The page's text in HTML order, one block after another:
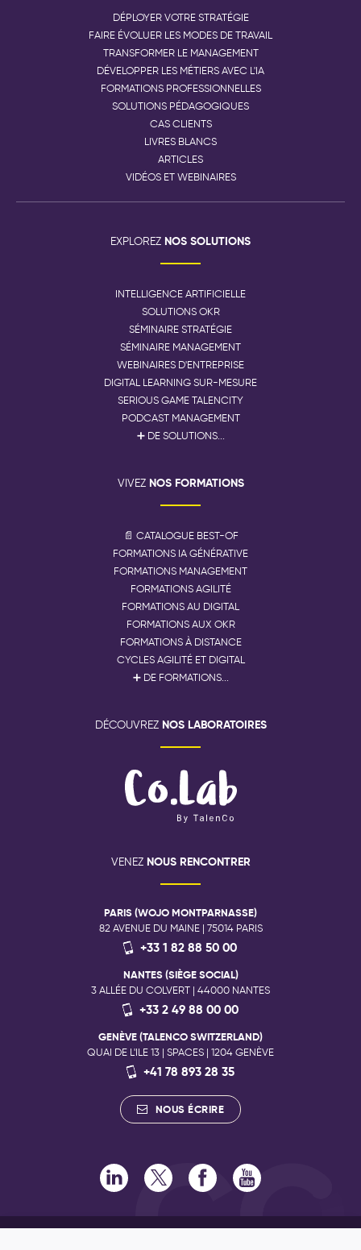
DÉPLOYER VOTRE STRATÉGIE
FAIRE ÉVOLUER LES MODES DE TRAVAIL
TRANSFORMER LE MANAGEMENT
DÉVELOPPER LES MÉTIERS AVEC L'IA
FORMATIONS PROFESSIONNELLES
SOLUTIONS PÉDAGOGIQUES
CAS CLIENTS
LIVRES BLANCS
ARTICLES
VIDÉOS ET WEBINAIRES
EXPLOREZ NOS SOLUTIONS
INTELLIGENCE ARTIFICIELLE
SOLUTIONS OKR
SÉMINAIRE STRATÉGIE
SÉMINAIRE MANAGEMENT
WEBINAIRES D'ENTREPRISE
DIGITAL LEARNING SUR-MESURE
SERIOUS GAME TALENCITY
PODCAST MANAGEMENT
➕ DE SOLUTIONS...
VIVEZ NOS FORMATIONS
📄 CATALOGUE BEST-OF
FORMATIONS IA GÉNÉRATIVE
FORMATIONS MANAGEMENT
FORMATIONS AGILITÉ
FORMATIONS AU DIGITAL
FORMATIONS AUX OKR
FORMATIONS À DISTANCE
CYCLES AGILITÉ ET DIGITAL
➕ DE FORMATIONS...
DÉCOUVREZ NOS LABORATOIRES
VENEZ NOUS RENCONTRER
PARIS (WOJO MONTPARNASSE)
82 AVENUE DU MAINE | 75014 PARIS
+33 1 82 88 50 00
NANTES (SIÈGE SOCIAL)
3 ALLÉE DU COLVERT | 44000 NANTES
+33 2 49 88 00 00
GENÈVE (TALENCO SWITZERLAND)
QUAI DE L'ILE 13 | SPACES | 1204 GENÈVE
+41 78 893 28 35
NOUS ÉCRIRE